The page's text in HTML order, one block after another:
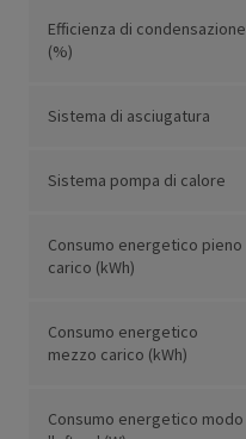
Efficienza di condensazione
(%)
Sistema di asciugatura
Sistema pompa di calore
Consumo energetico pieno
carico (kWh)
Consumo energetico
mezzo carico (kWh)
Consumo energetico modo